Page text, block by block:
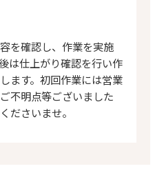
を確認し、作業を実施
は仕上がり確認を行い作
ます。初回作業には営業
不明点等ございました
ださいませ。